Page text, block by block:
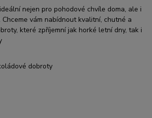
nejen pro pohodové chvíle doma, ale i
vám nabídnout kvalitní, chutné a
které zpříjemní jak horké letní dny, tak i